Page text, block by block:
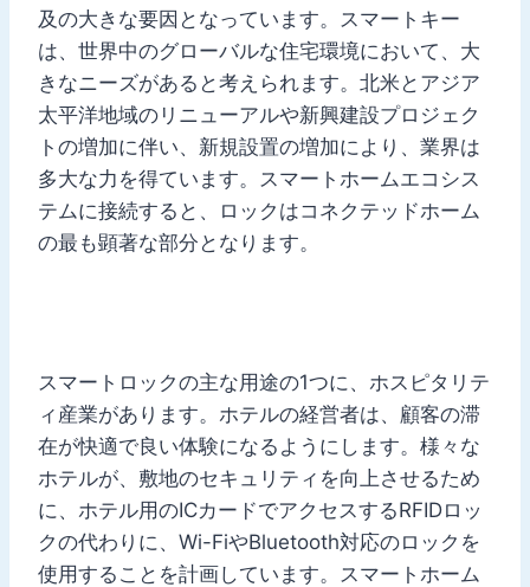
及の大きな要因となっています。スマートキー
は、世界中のグローバルな住宅環境において、大
きなニーズがあると考えられます。北米とアジア
太平洋地域のリニューアルや新興建設プロジェク
トの増加に伴い、新規設置の増加により、業界は
多大な力を得ています。スマートホームエコシス
テムに接続すると、ロックはコネクテッドホーム
の最も顕著な部分となります。
スマートロックの主な用途の1つに、ホスピタリテ
ィ産業があります。ホテルの経営者は、顧客の滞
在が快適で良い体験になるようにします。様々な
ホテルが、敷地のセキュリティを向上させるため
に、ホテル用のICカードでアクセスするRFIDロッ
クの代わりに、Wi-FiやBluetooth対応のロックを
使用することを計画しています。スマートホーム